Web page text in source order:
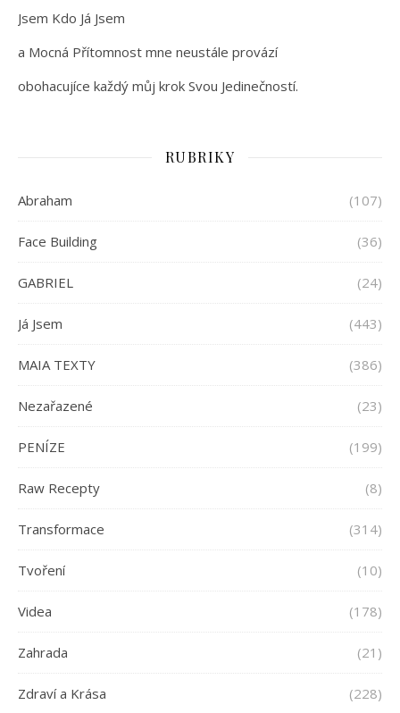
Jsem Kdo Já Jsem
a Mocná Přítomnost mne neustále provází
obohacujíce každý můj krok Svou Jedinečností.
RUBRIKY
Abraham (107)
Face Building (36)
GABRIEL (24)
Já Jsem (443)
MAIA TEXTY (386)
Nezařazené (23)
PENÍZE (199)
Raw Recepty (8)
Transformace (314)
Tvoření (10)
Videa (178)
Zahrada (21)
Zdraví a Krása (228)